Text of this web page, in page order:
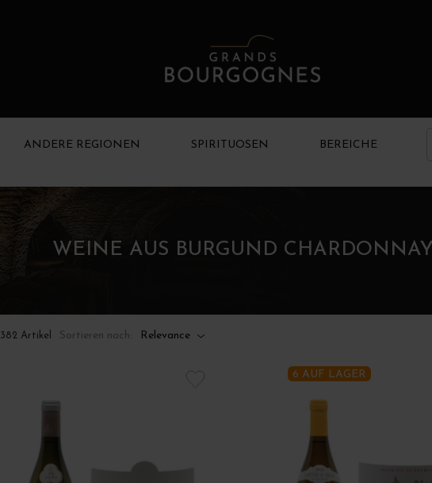
ANDERE REGIONEN SPIRITUOSEN BEREICHE
WEINE AUS BURGUND CHARDONNAY
Sortieren nach: Relevance
382 Artikel
6 AUF LAGER